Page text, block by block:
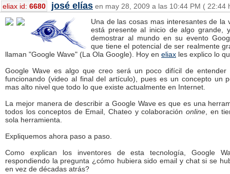
eliax id: 6680 josé elías en may 28, 2009 a las 10:44 PM ( 22:44
Una de las cosas mas interesantes de la
está presente al inicio de algo grande,
demostrar al mundo en su evento
que tiene el potencial de ser realmente
llaman "Google Wave" (La Ola Google). Hoy en eliax les explico lo
Google Wave es algo que creo será un poco difícil de
funcionando (video al final del artículo), pues es un concepto un
mas alto nivel que todo lo que existe actualmente en Internet.
La mejor manera de describir a Google Wave es que es una
todos los conceptos de Email, Chateo y colaboración online, en
sola herramienta.
Expliquemos ahora paso a paso.
Como explican los inventores de esta tecnología, Google
respondiendo la pregunta ¿cómo hubiera sido email y chat si se
en vez de décadas atrás?